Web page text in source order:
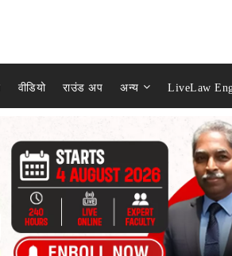
वीडियो राउंड अप अन्य LiveLaw